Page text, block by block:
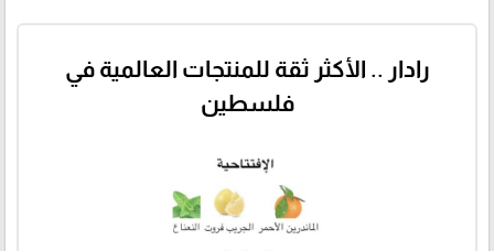
رادار .. الأكثر ثقة للمنتجات العالمية في
فلسطين